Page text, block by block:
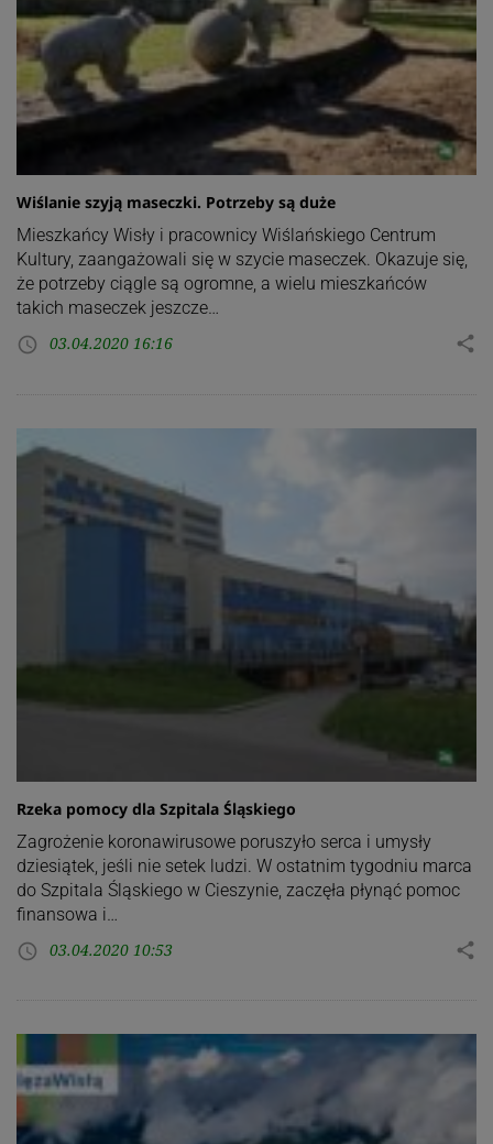
Wiślanie szyją maseczki. Potrzeby są duże
Mieszkańcy Wisły i pracownicy Wiślańskiego Centrum
Kultury, zaangażowali się w szycie maseczek. Okazuje się,
że potrzeby ciągle są ogromne, a wielu mieszkańców
takich maseczek jeszcze…
access_time 03.04.2020 16:16 share
Rzeka pomocy dla Szpitala Śląskiego
Zagrożenie koronawirusowe poruszyło serca i umysły
dziesiątek, jeśli nie setek ludzi. W ostatnim tygodniu marca
do Szpitala Śląskiego w Cieszynie, zaczęła płynąć pomoc
finansowa i…
access_time 03.04.2020 10:53 share